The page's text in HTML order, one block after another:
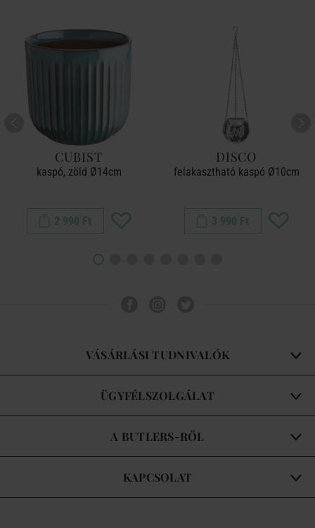
CUBIST
kaspó, zöld Ø14cm
2 990 Ft
DISCO
felakasztható kaspó Ø10cm
3 990 Ft
VÁSÁRLÁSI TUDNIVALÓK
ÜGYFÉLSZOLGÁLAT
A BUTLERS-RŐL
KAPCSOLAT